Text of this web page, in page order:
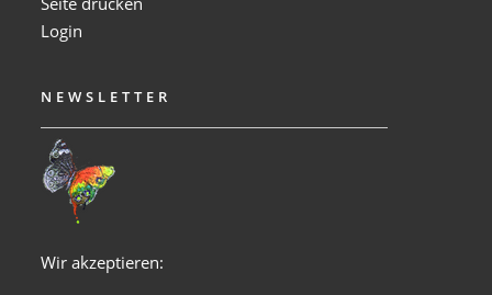
Login
NEWSLETTER
Wir akzeptieren: